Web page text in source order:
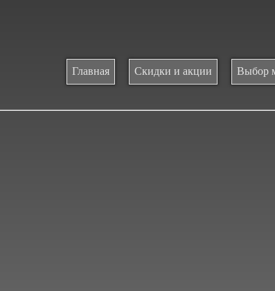
Главная Скидки и акции Выбор